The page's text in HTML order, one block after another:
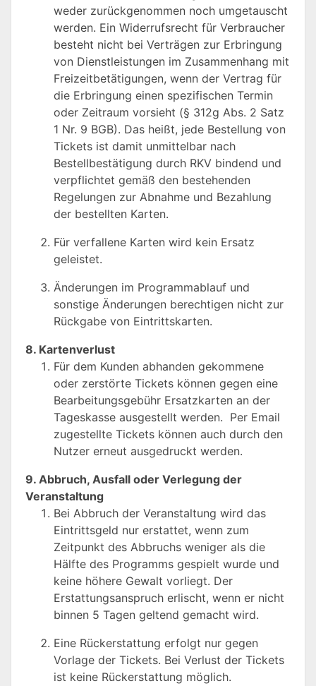
weder zurückgenommen noch umgetauscht
werden. Ein Widerrufsrecht für Verbraucher
besteht nicht bei Verträgen zur Erbringung
von Dienstleistungen im Zusammenhang mit
Freizeitbetätigungen, wenn der Vertrag für
die Erbringung einen spezifischen Termin
oder Zeitraum vorsieht (§ 312g Abs. 2 Satz
1 Nr. 9 BGB). Das heißt, jede Bestellung von
Tickets ist damit unmittelbar nach
Bestellbestätigung durch RKV bindend und
verpflichtet gemäß den bestehenden
Regelungen zur Abnahme und Bezahlung
der bestellten Karten.
Für verfallene Karten wird kein Ersatz
geleistet.
Änderungen im Programmablauf und
sonstige Änderungen berechtigen nicht zur
Rückgabe von Eintrittskarten.
8. Kartenverlust
Für dem Kunden abhanden gekommene
oder zerstörte Tickets können gegen eine
Bearbeitungsgebühr Ersatzkarten an der
Tageskasse ausgestellt werden. Per Email
zugestellte Tickets können auch durch den
Nutzer erneut ausgedruckt werden.
9. Abbruch, Ausfall oder Verlegung der
Veranstaltung
Bei Abbruch der Veranstaltung wird das
Eintrittsgeld nur erstattet, wenn zum
Zeitpunkt des Abbruchs weniger als die
Hälfte des Programms gespielt wurde und
keine höhere Gewalt vorliegt. Der
Erstattungsanspruch erlischt, wenn er nicht
binnen 5 Tagen geltend gemacht wird.
Eine Rückerstattung erfolgt nur gegen
Vorlage der Tickets. Bei Verlust der Tickets
ist keine Rückerstattung möglich.